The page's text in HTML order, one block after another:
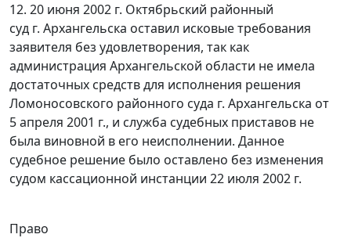
12. 20 июня 2002 г. Октябрьский районный
суд г. Архангельска оставил исковые требования
заявителя без удовлетворения, так как
администрация Архангельской области не имела
достаточных средств для исполнения решения
Ломоносовского районного суда г. Архангельска от
5 апреля 2001 г., и служба судебных приставов не
была виновной в его неисполнении. Данное
судебное решение было оставлено без изменения
судом кассационной инстанции 22 июля 2002 г.
Право